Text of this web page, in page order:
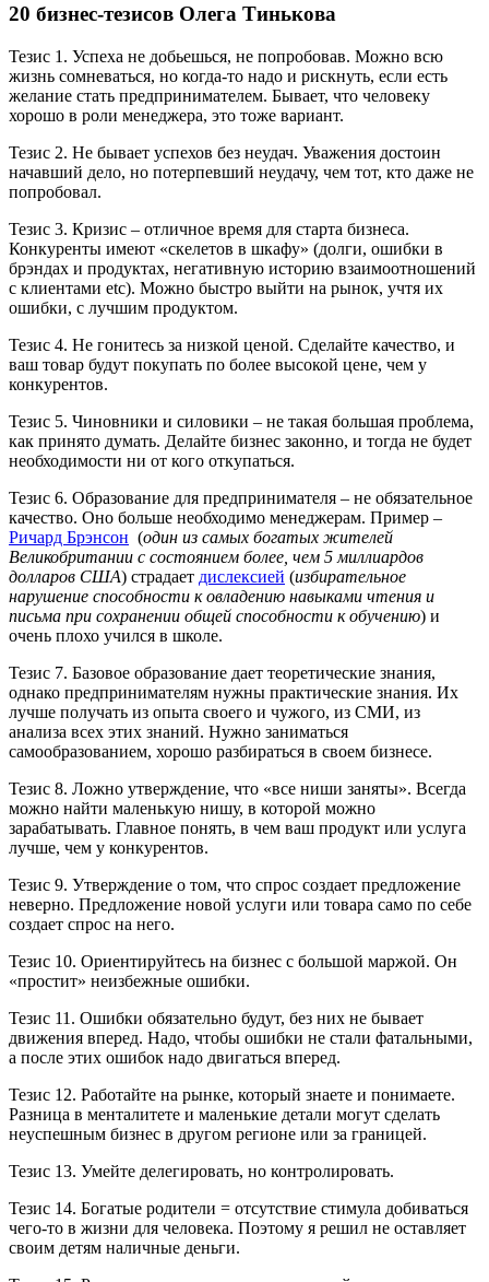
20 бизнес-тезисов Олега Тинькова
Тезис 1. Успеха не добьешься, не попробовав. Можно всю
жизнь сомневаться, но когда-то надо и рискнуть, если есть
желание стать предпринимателем. Бывает, что человеку
хорошо в роли менеджера, это тоже вариант.
Тезис 2. Не бывает успехов без неудач. Уважения достоин
начавший дело, но потерпевший неудачу, чем тот, кто даже не
попробовал.
Тезис 3. Кризис – отличное время для старта бизнеса.
Конкуренты имеют «скелетов в шкафу» (долги, ошибки в
брэндах и продуктах, негативную историю взаимоотношений
с клиентами etc). Можно быстро выйти на рынок, учтя их
ошибки, с лучшим продуктом.
Тезис 4. Не гонитесь за низкой ценой. Сделайте качество, и
ваш товар будут покупать по более высокой цене, чем у
конкурентов.
Тезис 5. Чиновники и силовики – не такая большая проблема,
как принято думать. Делайте бизнес законно, и тогда не будет
необходимости ни от кого откупаться.
Тезис 6. Образование для предпринимателя – не обязательное
качество. Оно больше необходимо менеджерам. Пример –
Ричард Брэнсон (один из самых богатых жителей
Великобритании с состоянием более, чем 5 миллиардов
долларов США) страдает дислексией (избирательное
нарушение способности к овладению навыками чтения и
письма при сохранении общей способности к обучению) и
очень плохо учился в школе.
Тезис 7. Базовое образование дает теоретические знания,
однако предпринимателям нужны практические знания. Их
лучше получать из опыта своего и чужого, из СМИ, из
анализа всех этих знаний. Нужно заниматься
самообразованием, хорошо разбираться в своем бизнесе.
Тезис 8. Ложно утверждение, что «все ниши заняты». Всегда
можно найти маленькую нишу, в которой можно
зарабатывать. Главное понять, в чем ваш продукт или услуга
лучше, чем у конкурентов.
Тезис 9. Утверждение о том, что спрос создает предложение
неверно. Предложение новой услуги или товара само по себе
создает спрос на него.
Тезис 10. Ориентируйтесь на бизнес с большой маржой. Он
«простит» неизбежные ошибки.
Тезис 11. Ошибки обязательно будут, без них не бывает
движения вперед. Надо, чтобы ошибки не стали фатальными,
а после этих ошибок надо двигаться вперед.
Тезис 12. Работайте на рынке, который знаете и понимаете.
Разница в менталитете и маленькие детали могут сделать
неуспешным бизнес в другом регионе или за границей.
Тезис 13. Умейте делегировать, но контролировать.
Тезис 14. Богатые родители = отсутствие стимула добиваться
чего-то в жизни для человека. Поэтому я решил не оставляет
своим детям наличные деньги.